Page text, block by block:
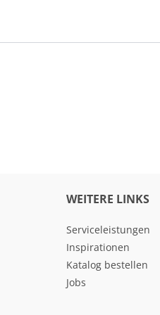
WEITERE LINKS
Serviceleistungen
Inspirationen
Katalog bestellen
Jobs